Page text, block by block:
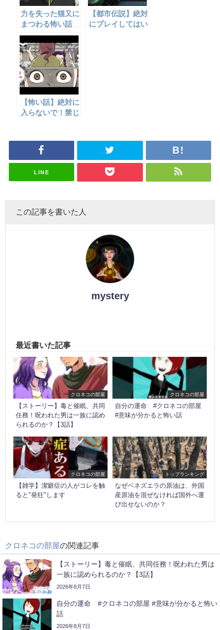
力を失った猫又に
まつわる怖い話
【都市伝説】絶対
にプレイしてはい
【怖い話】絶対に
入らないで！禁じ
LINE
この記事を書いた人
mystery
最近書いた記事
クロネコの部屋
【ストーリー】毒と催眠、共同
任務！呪われた男は一族に認め
られるのか？【3話】
クロネコの部屋
自分の運命 #クロネコの部屋
#意味が分かると怖い話
クロネコの部屋
【雑学】潔癖症の人がコレを触
ると"発狂"します
トップランキング
なぜベネズエラの原油は、外国
産原油を混ぜなければ国外へ運
び出せないのか？
クロネコの部屋の関連記事
【ストーリー】毒と催眠、共同任務！呪われた男は
一族に認められるのか？【3話】
2026年8月7日
自分の運命 #クロネコの部屋 #意味が分かると怖い
話
2026年8月7日